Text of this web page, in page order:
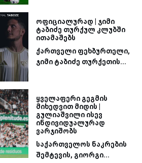
ოფიციალურად | ჯიმი
ტაბიძე თურქულ კლუბში
ითამაშებს
ქართველი ფეხბურთელი,
ჯიმი ტაბიძე თურქეთის...
ყველაფერი გეგმის
მიხედვით მიდის |
გულიაშვილი ისევ
ინდივიდუალურად
ვარჯიშობს
საქართველოს ნაკრების
შემტევის, გიორგი...